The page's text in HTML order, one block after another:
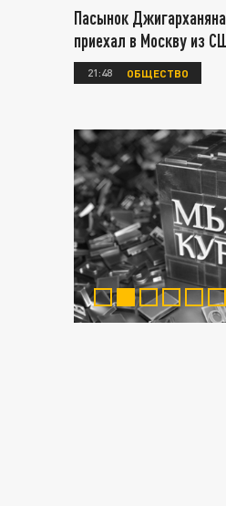
Пасынок
приехал в Москву из
21:48 ОБЩЕСТВО